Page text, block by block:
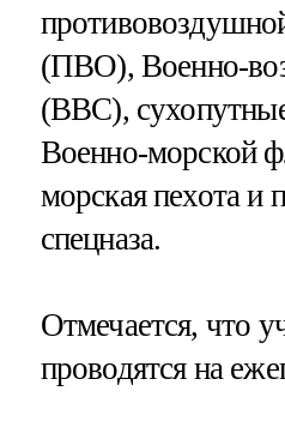
(ПВО), Военно-
(ВВС),
Военно-морской
морская пехота и
спецназа.
Отмечается, что
проводятся на